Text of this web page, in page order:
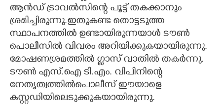
ആൻഡ് ട്രാവൽസിന്റെ പൂട്ട് തക‌ക്കാനും
ശ്രമിച്ചിരുന്നു.ഇതുകണ്ട തൊട്ടടുത്ത
സ്ഥാപനത്തിൽ ഉണ്ടായിരുന്നയാൾ ടൗൺ
പൊലീസിൽ വിവരം അറിയിക്കുകയായിരുന്നു.
മോഷണശ്രമത്തിൽ ഗ്ലാസ് വാതിൽ തകർന്നു.
ടൗണ്‍ എസ്.ഐ ടി.എം. വിപിനിന്റെ
നേതൃത്വത്തിൽപൊലീസ് ഈയാളെ
കസ്റ്റഡിയിലെടുക്കുകയായിരുന്നു.